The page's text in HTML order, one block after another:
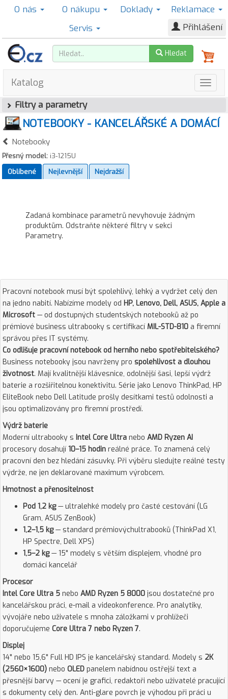
O nás O nákupu Doklady
Reklamace
Servis
Přihlášení
Hledat
Katalog
Filtry a parametry
NOTEBOOKY - KANCELÁŘSKÉ A DOMÁCÍ
Notebooky
Přesný model: i3-1215U
Oblíbené
Nejlevnější Nejdražší
Zadaná kombinace parametrů nevyhovuje žádným
produktům. Odstraňte některé filtry v sekci
Parametry.
Pracovní notebook musí být spolehlivý, lehký a vydržet celý den
na jedno nabití. Nabízíme modely od HP, Lenovo, Dell, ASUS, Apple a
Microsoft — od dostupných studentských notebooků až po
prémiové business ultrabooky s certifikací MIL-STD-810 a firemní
správou přes IT systémy.
Co odlišuje pracovní notebook od herního nebo spotřebitelského?
Business notebooky jsou navrženy pro spolehlivost a dlouhou
životnost. Mají kvalitnější klávesnice, odolnější šasi, lepší výdrž
baterie a rozšiřitelnou konektivitu. Série jako Lenovo ThinkPad, HP
EliteBook nebo Dell Latitude prošly desítkami testů odolnosti a
jsou optimalizovány pro firemní prostředí.
Výdrž baterie
Moderní ultrabooky s Intel Core Ultra nebo AMD Ryzen AI
procesory dosahují 10–15 hodin reálné práce. To znamená celý
pracovní den bez hledání zásuvky. Při výběru sledujte reálné testy
výdrže, ne jen deklarované maximum výrobcem.
Hmotnost a přenositelnost
Pod 1,2 kg— ultralehké modely pro časté cestování (LG
Gram, ASUS ZenBook)
1,2–1,5 kg— standard prémiovýchultrabooků (ThinkPad X1,
HP Spectre, Dell XPS)
1,5–2 kg— 15" modely s větším displejem, vhodné pro
domácí kancelář
Procesor
Intel Core Ultra 5 nebo AMD Ryzen 5 8000 jsou dostatečné pro
kancelářskou práci, e-mail a videokonference. Pro analytiky,
vývojáře nebo uživatele s mnoha záložkami v prohlížeči
doporučujeme Core Ultra 7 nebo Ryzen 7.
Displej
14" nebo 15,6" Full HD IPS je kancelářský standard. Modely s 2K
(2560×1600) nebo OLED panelem nabídnou ostřejší text a
přesnější barvy — ocení je grafici, redaktoři nebo uživatelé pracující
s dokumenty celý den. Anti-glare povrch je výhodou při práci u